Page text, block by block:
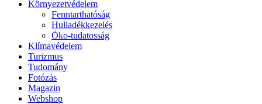
Környezetvédelem
Fenntarthatóság
Hulladékkezelés
Öko-tudatosság
Klímavédelem
Turizmus
Tudomány
Fotózás
Magazin
Webshop